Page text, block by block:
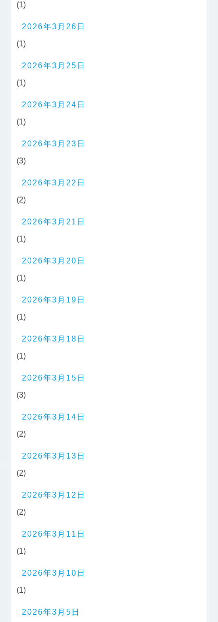
(1)
2026年3月26日
(1)
2026年3月25日
(1)
2026年3月24日
(1)
2026年3月23日
(3)
2026年3月22日
(2)
2026年3月21日
(1)
2026年3月20日
(1)
2026年3月19日
(1)
2026年3月18日
(1)
2026年3月15日
(3)
2026年3月14日
(2)
2026年3月13日
(2)
2026年3月12日
(2)
2026年3月11日
(1)
2026年3月10日
(1)
2026年3月5日